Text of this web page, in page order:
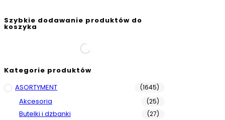
Szybkie dodawanie produktów do
koszyka
Kategorie produktów
ASORTYMENT
(1645)
Akcesoria (25)
Butelki i dzbanki (27)